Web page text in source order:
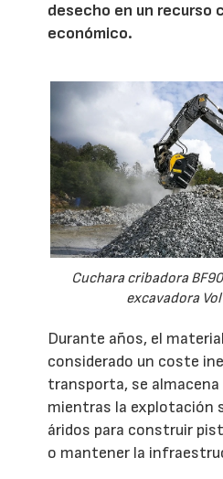
desecho en un recurso
económico.
Cuchara cribadora
excavadora
Durante años, el
considerado un coste
transporta, se almacena
mientras la explotación
áridos para construir
o mantener la